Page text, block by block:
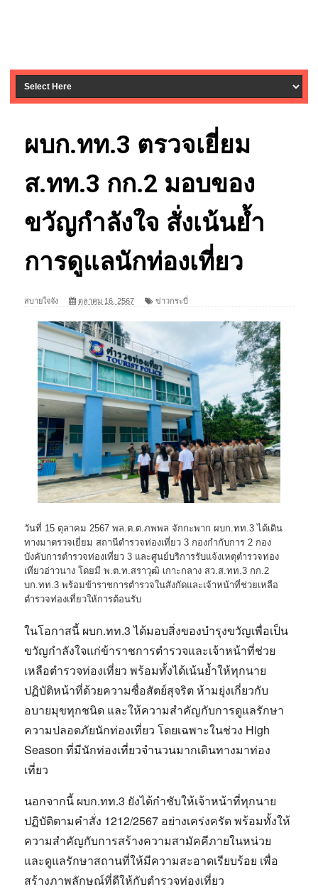
ผบก.ทท.3 ตรวจเยี่ยม
ส.ทท.3 กก.2 มอบของ
ขวัญกำลังใจ สั่งเน้นย้ำ
การดูแลนักท่องเที่ยว
สบายใจจัง ตุลาคม 16, 2567 ข่าวกระบี่
วันที่ 15 ตุลาคม 2567 พล.ต.ต.ภพพล จักกะพาก ผบก.ทท.3 ได้เดิน
ทางมาตรวจเยี่ยม สถานีตำรวจท่องเที่ยว 3 กองกำกับการ 2 กอง
บังคับการตำรวจท่องเที่ยว 3 และศูนย์บริการรับแจ้งเหตุตำรวจท่อง
เที่ยวอ่าวนาง โดยมี พ.ต.ท.สราวุฒิ เกาะกลาง สว.ส.ทท.3 กก.2
บก.ทท.3 พร้อมข้าราชการตำรวจในสังกัดและเจ้าหน้าที่ช่วยเหลือ
ตำรวจท่องเที่ยวให้การต้อนรับ
ในโอกาสนี้ ผบก.ทท.3 ได้มอบสิ่งของบำรุงขวัญเพื่อเป็น
ขวัญกำลังใจแก่ข้าราชการตำรวจและเจ้าหน้าที่ช่วย
เหลือตำรวจท่องเที่ยว พร้อมทั้งได้เน้นย้ำให้ทุกนาย
ปฏิบัติหน้าที่ด้วยความซื่อสัตย์สุจริต ห้ามยุ่งเกี่ยวกับ
อบายมุขทุกชนิด และให้ความสำคัญกับการดูแลรักษา
ความปลอดภัยนักท่องเที่ยว โดยเฉพาะในช่วง High
Season ที่มีนักท่องเที่ยวจำนวนมากเดินทางมาท่อง
เที่ยว
นอกจากนี้ ผบก.ทท.3 ยังได้กำชับให้เจ้าหน้าที่ทุกนาย
ปฏิบัติตามคำสั่ง 1212/2567 อย่างเคร่งครัด พร้อมทั้งให้
ความสำคัญกับการสร้างความสามัคคีภายในหน่วย
และดูแลรักษาสถานที่ให้มีความสะอาดเรียบร้อย เพื่อ
สร้างภาพลักษณ์ที่ดีให้กับตำรวจท่องเที่ยว